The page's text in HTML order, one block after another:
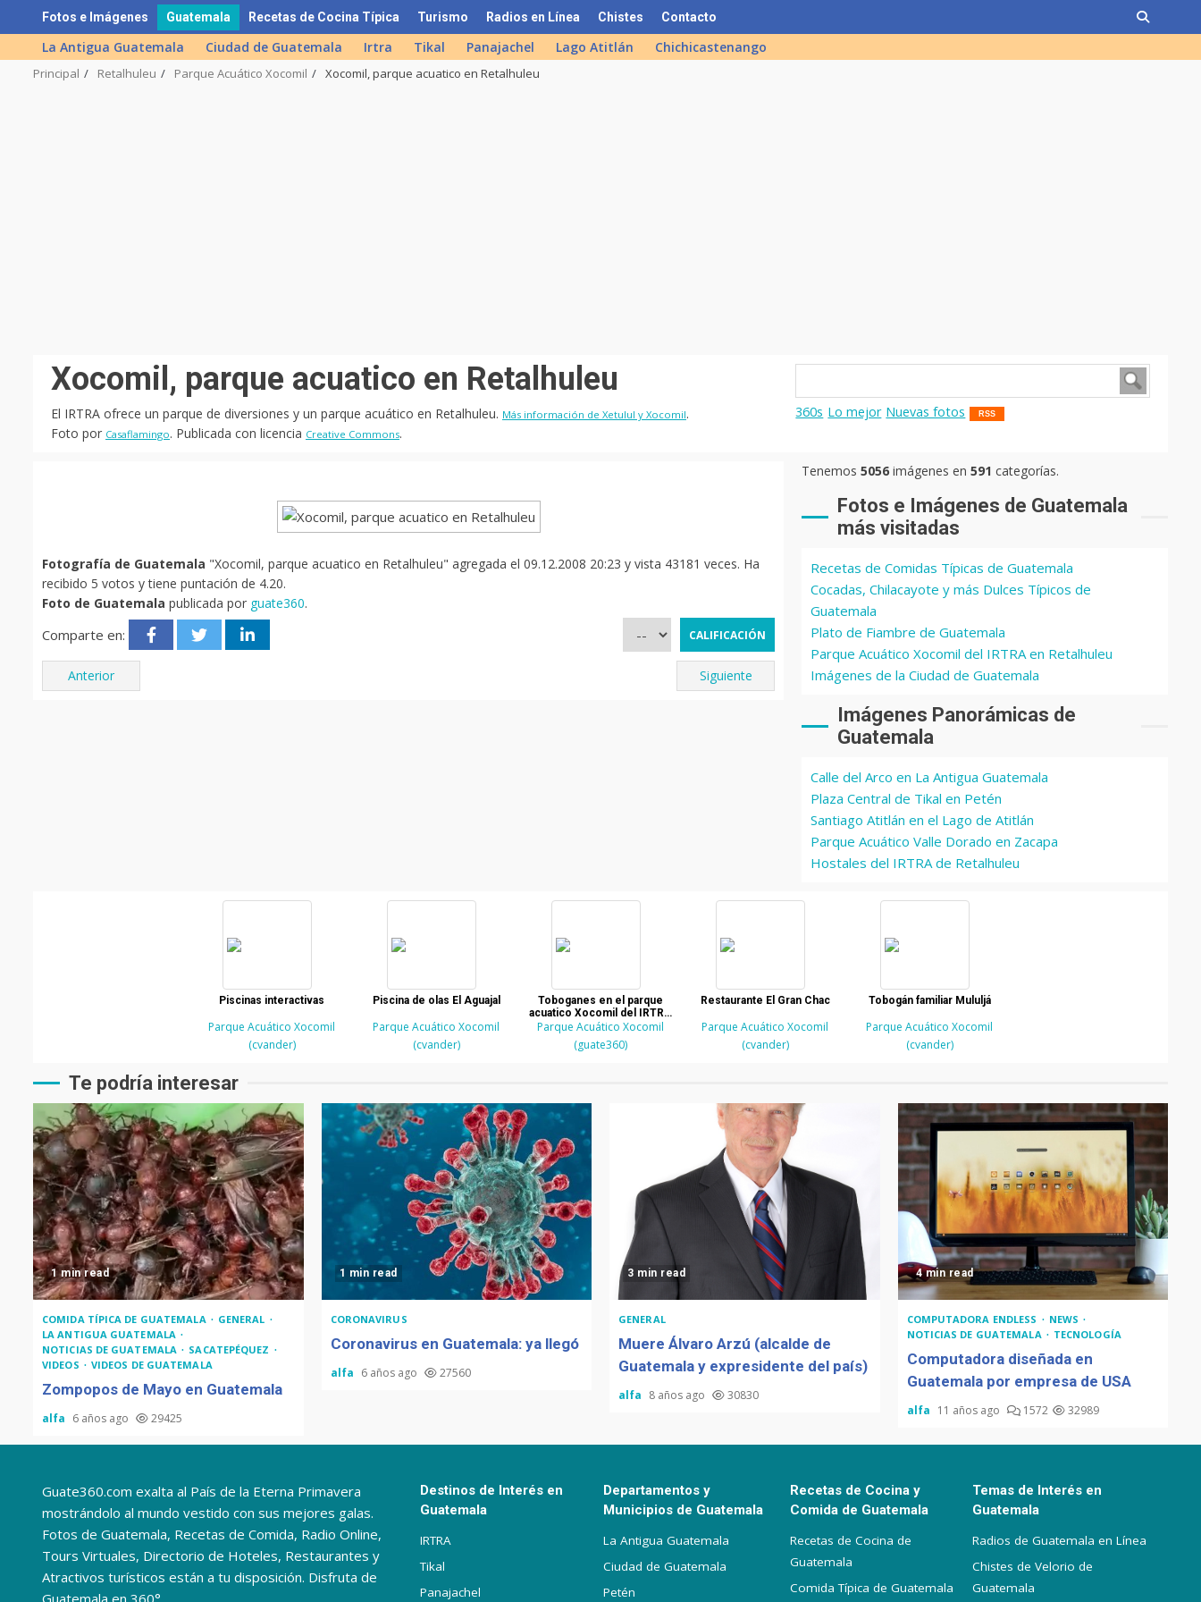
to
content
Fotos e Imágenes Guatemala Recetas de Cocina Típica Turismo Radios en Línea Chistes Contacto
La Antigua Guatemala Ciudad de Guatemala Irtra Tikal Panajachel Lago Atitlán Chichicastenango
Principal Retalhuleu Parque Acuático Xocomil Xocomil, parque acuatico en Retalhuleu
Xocomil, parque acuatico en Retalhuleu
El IRTRA ofrece un parque de diversiones y un parque acuático en Retalhuleu. Más información de Xetulul y Xocomil.
Foto por Casaflamingo. Publicada con licencia Creative Commons.
360s Lo mejor Nuevas fotos RSS
Fotografía de Guatemala "Xocomil, parque acuatico en Retalhuleu" agregada el 09.12.2008 20:23 y vista 43181 veces. Ha
recibido 5 votos y tiene puntación de 4.20.
Foto de Guatemala publicada por guate360.
Comparte en:
Anterior Siguiente
Tenemos5056 imágenes en591 categorías.
Fotos e Imágenes de Guatemala
más visitadas
Recetas de Comidas Típicas de Guatemala
Cocadas, Chilacayote y más Dulces Típicos de
Guatemala
Plato de Fiambre de Guatemala
Parque Acuático Xocomil del IRTRA en Retalhuleu
Imágenes de la Ciudad de Guatemala
Imágenes Panorámicas de
Guatemala
Calle del Arco en La Antigua Guatemala
Plaza Central de Tikal en Petén
Santiago Atitlán en el Lago de Atitlán
Parque Acuático Valle Dorado en Zacapa
Hostales del IRTRA de Retalhuleu
Piscinas interactivas
Parque Acuático Xocomil
(cvander)
Piscina de olas El Aguajal
Parque Acuático Xocomil
(cvander)
Toboganes en el parque
acuatico Xocomil del IRTRA
en Retalhuleu
Parque Acuático Xocomil
(guate360)
Restaurante El Gran Chac
Parque Acuático Xocomil
(cvander)
Tobogán familiar Mululjá
Parque Acuático Xocomil
(cvander)
Te podría interesar
1 min read
COMIDA TÍPICA DE GUATEMALA
GENERAL
LA ANTIGUA GUATEMALA
NOTICIAS DE GUATEMALA
SACATEPÉQUEZ
VIDEOS
VIDEOS DE GUATEMALA
Zompopos de Mayo en Guatemala
alfa 6 años ago 29425
1 min read
CORONAVIRUS
Coronavirus en Guatemala: ya llegó
alfa 6 años ago 27560
3 min read
GENERAL
Muere Álvaro Arzú (alcalde de
Guatemala y expresidente del país)
alfa 8 años ago 30830
4 min read
COMPUTADORA ENDLESS
NEWS
NOTICIAS DE GUATEMALA
TECNOLOGÍA
Computadora diseñada en
Guatemala por empresa de USA
alfa 11 años ago 1572 32989
Guate360.com exalta al País de la Eterna Primavera
mostrándolo al mundo vestido con sus mejores galas.
Fotos de Guatemala, Recetas de Comida, Radio Online,
Tours Virtuales, Directorio de Hoteles, Restaurantes y
Atractivos turísticos están a tu disposición. Disfruta de
Guatemala en 360°.
Destinos de Interés en
Guatemala
IRTRA
Tikal
Panajachel
Departamentos y
Municipios de Guatemala
La Antigua Guatemala
Ciudad de Guatemala
Petén
Recetas de Cocina y
Comida de Guatemala
Recetas de Cocina de
Guatemala
Comida Típica de Guatemala
Temas de Interés en
Guatemala
Radios de Guatemala en Línea
Chistes de Velorio de
Guatemala